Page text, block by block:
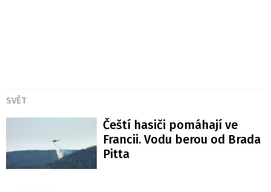
SVĚT
Čeští hasiči pomáhají ve
Francii. Vodu berou od Brada
Pitta